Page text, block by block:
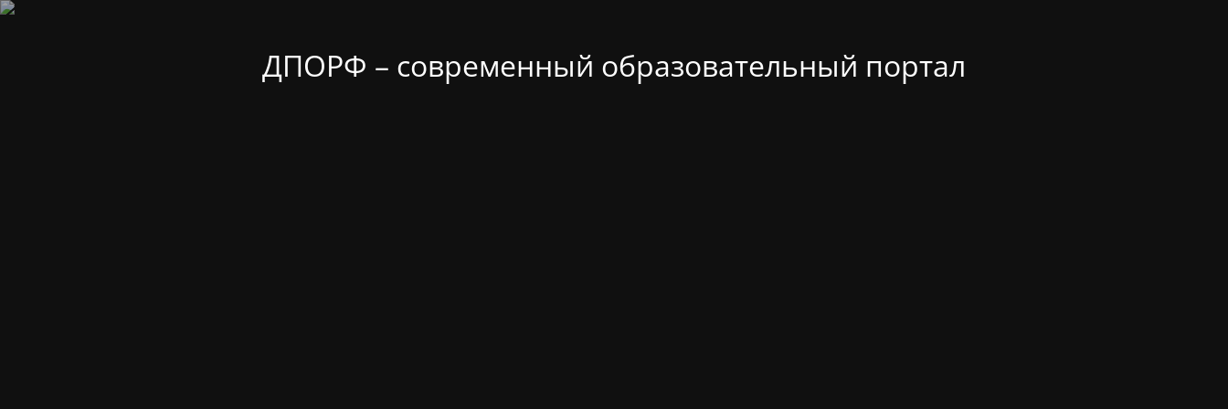
ДПОРФ – современный образовательный портал